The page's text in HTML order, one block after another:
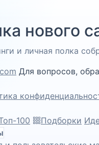
нового
и личная полка
Для вопросов,
100 Подборки